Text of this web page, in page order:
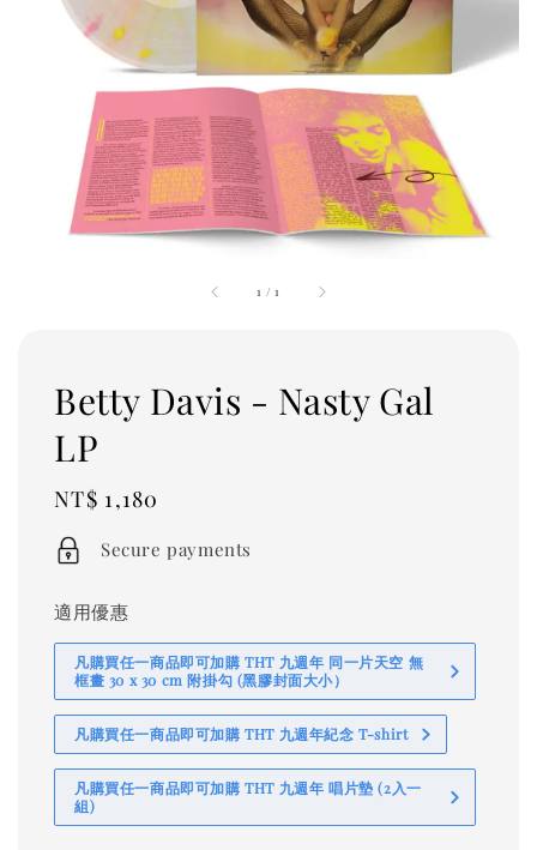
1 /1
Betty Davis - Nasty Gal
LP
Regular
price
NT$ 1,180
Secure payments
適用優惠
凡購買任一商品即可加購 THT 九週年 同一片天空 無
框畫 30 x 30 cm 附掛勾 (黑膠封面大小）
凡購買任一商品即可加購 THT 九週年紀念 T-shirt
凡購買任一商品即可加購 THT 九週年 唱片墊 (2入一
組)